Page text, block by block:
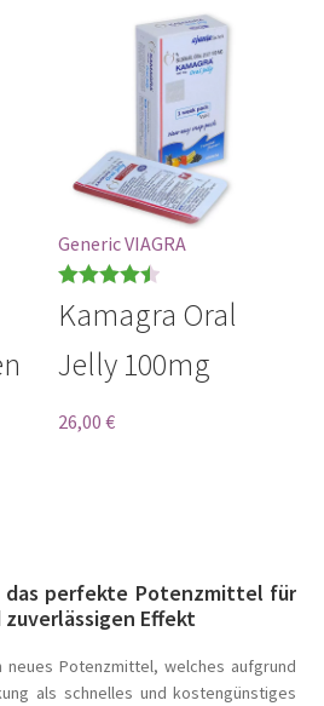
Generic VIAGRA
Bewertet
von 5
Kamagra Oral
Jelly 100mg
26,00 €
das perfekte Potenzmittel für
Effekt
Potenzmittel, welches aufgrund
als schnelles und kostengünstiges